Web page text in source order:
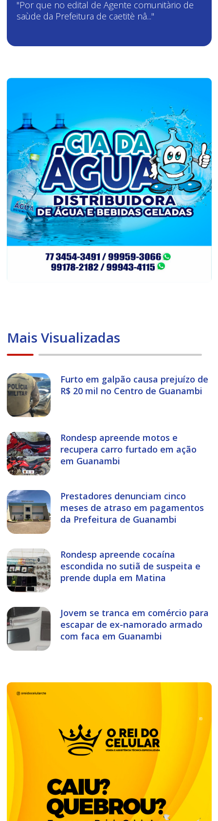
"Por que no edital de Agente comunitàrio de
saùde da Prefeitura de caetitè nâ..."
Mais Visualizadas
Furto em galpão causa prejuízo de
R$ 20 mil no Centro de Guanambi
Rondesp apreende motos e
recupera carro furtado em ação
em Guanambi
Prestadores denunciam cinco
meses de atraso em pagamentos
da Prefeitura de Guanambi
Rondesp apreende cocaína
escondida no sutiã de suspeita e
prende dupla em Matina
Jovem se tranca em comércio para
escapar de ex-namorado armado
com faca em Guanambi